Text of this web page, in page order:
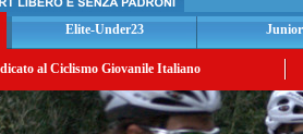
Elite-Under23
al Ciclismo Giovanile Italiano